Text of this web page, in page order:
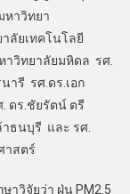
หาวิทยา
ลัยเทคโนโลยี
าวิทยาลัยมหิดล รศ.
ารี รศ.ดร.เอก
ดร.ชัยรัตน์ ตรี
าธนบุรี และ รศ.
าสตร์
วิจัยว่า ฝุ่น PM2.5